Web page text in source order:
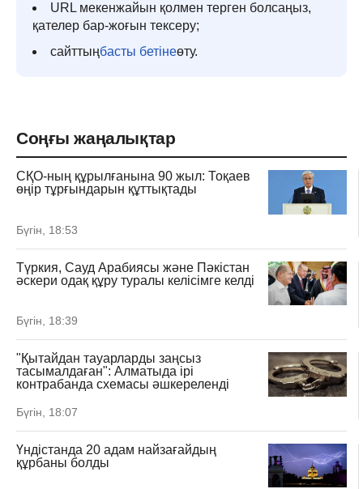
URL мекенжайын қолмен терген болсаңыз,
қателер бар-жоғын тексеру;
сайттыңбасты бетінеөту.
Соңғы жаңалықтар
СҚО-ның құрылғанына 90 жыл: Тоқаев
өңір тұрғындарын құттықтады
Бүгін, 18:53
Түркия, Сауд Арабиясы және Пәкістан
әскери одақ құру туралы келісімге келді
Бүгін, 18:39
"Қытайдан тауарларды заңсыз
тасымалдаған": Алматыда ірі
контрабанда схемасы әшкереленді
Бүгін, 18:07
Үндістанда 20 адам найзағайдың
құрбаны болды